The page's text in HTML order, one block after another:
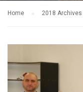
Home 2018 Archives